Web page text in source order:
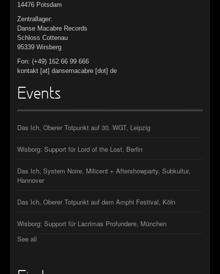
14476 Potsdam
Zentrallager:
Danse Macabre Records
Schloss Cottenau
95339 Wirsberg
Fon: (+49) 162 66 99 666
kontakt [at] dansemacabre [dot] de
Events
Das Ich, Oberer Totpunkt auf 30. WGT, Leipzig
Wisborg: Support für Lord of the Lost, Berlin
Das Ich, System Noire, Milicent + Aftershowparty, Subkultur,
Hannover
Das Ich, Oberer Totpunkt auf dem Amphi Festival, Köln
Wisborg: Support für Lacrimas Profundere, München
See all